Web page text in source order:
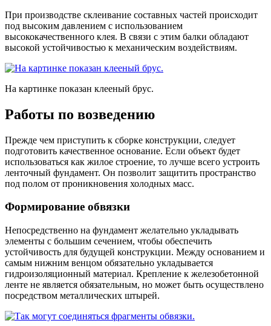
При производстве склеивание составных частей происходит
под высоким давлением с использованием
высококачественного клея. В связи с этим балки обладают
высокой устойчивостью к механическим воздействиям.
На картинке показан клееный брус.
Работы по возведению
Прежде чем приступить к сборке конструкции, следует
подготовить качественное основание. Если объект будет
использоваться как жилое строение, то лучше всего устроить
ленточный фундамент. Он позволит защитить пространство
под полом от проникновения холодных масс.
Формирование обвязки
Непосредственно на фундамент желательно укладывать
элементы с большим сечением, чтобы обеспечить
устойчивость для будущей конструкции. Между основанием и
самым нижним венцом обязательно укладывается
гидроизоляционный материал. Крепление к железобетонной
ленте не является обязательным, но может быть осуществлено
посредством металлических штырей.